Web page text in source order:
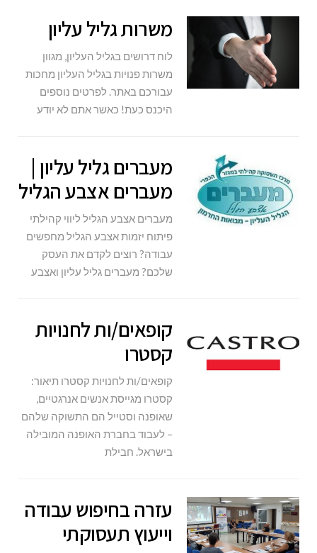
משרות גליל עליון
לוח דרושים בגליל העליון, מגוון
משרות פנויות בגליל העליון מחכות
עבורכם באתר. לפרטים נוספים
היכנס כעת! כאשר אתם לא יודע
מעברים גליל עליון |
מעברים אצבע הגליל
מעברים אצבע הגליל ליווי קהילתי
פיתוח יזמות אצבע הגליל מחפשים
עבודה? רוצים לקדם את העסק
שלכם? מעברים גליל עליון ואצבע
קופאים/ות לחנויות
קסטרו
קופאים/ות לחנויות קסטרו תיאור:
קסטרו מגייסת אנשים אנרגטיים,
שאופנה וסטייל הם התשוקה שלהם
– לעבוד בחברת האופנה המובילה
בישראל. חבילת
עזרה בחיפוש עבודה
וייעוץ תעסוקתי